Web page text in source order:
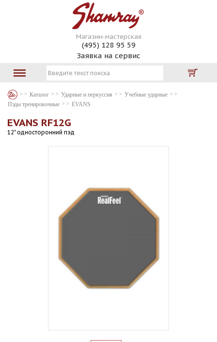
Магазин-мастерская
(495) 128 95 59
Заявка на сервис
Каталог Ударные и перкуссия
Учебные ударные
Пэды тренировочные
EVANS
EVANS RF12G
12" односторонний пэд